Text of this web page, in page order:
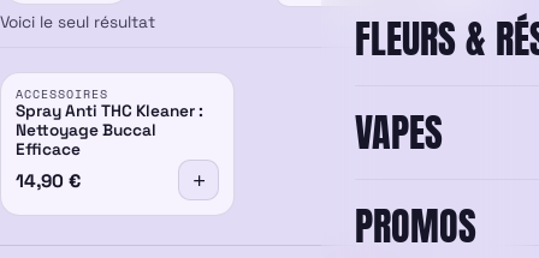
FLEURS &
VAPES
PROMOS
Voici le seul résultat
ACCESSOIRES
Spray Anti THC Kleaner :
Nettoyage Buccal
Efficace
14,90 €